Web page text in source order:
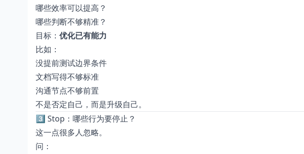
哪些效率可以提高？
哪些判断不够精准？
目标： 优化已有能力
比如：
没提前测试边界条件
文档写得不够标准
沟通节点不够前置
不是否定自己，而是升级自己。
3️⃣ Stop：哪些行为要停止？
这一点很多人忽略。
问：